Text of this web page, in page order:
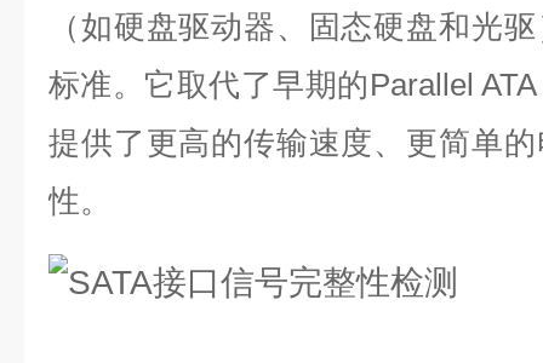
（如硬盘驱动器、固态硬盘和光
标准。它取代了早期的Parallel ATA
提供了更高的传输速度、更简单
性。